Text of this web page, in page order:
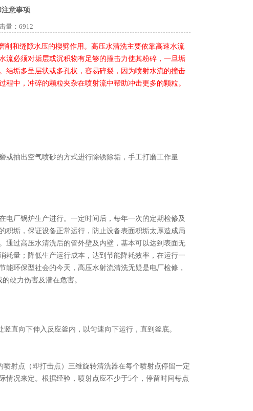
意事项
量： 6912
削和缝隙水压的楔劈作用。高压水清洗主要依靠高速水流
流必须对垢层或沉积物有足够的撞击力使其粉碎，一旦垢
结垢多呈层状或多孔状，容易碎裂，因为喷射水流的撞击
中，冲碎的颗粒夹杂在喷射流中帮助冲击更多的颗粒。
抽出空气喷砂的方式进行除锈除垢，手工打磨工作量
厂锅炉生产进行。一定时间后，每年一次的定期检修及
积垢，保证设备正常运行，防止设备表面积垢太厚造成局
通过高压水清洗后的管外壁及内壁，基本可以达到表面无
耗量；降低生产运行成本，达到节能降耗效率，在运行一
环保型社会的今天，高压水射流清洗无疑是电厂检修，
硬力伤害及潜在危害。
向下伸入反应釜内，以匀速向下运行，直到釜底。
射点（即打击点）三维旋转清洗器在每个喷射点停留一定
情况来定。根据经验，喷射点应不少于5个，停留时间每点